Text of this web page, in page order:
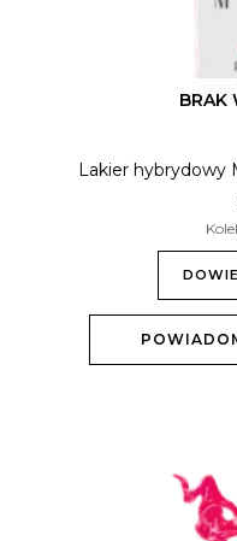
BRAK
Lakier hybrydowy